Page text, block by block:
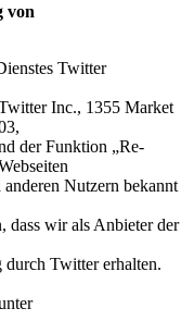
von
Twitter
Inc., 1355 Market
der Funktion „Re-
Nutzern bekannt
dass wir als Anbieter der
Twitter erhalten.